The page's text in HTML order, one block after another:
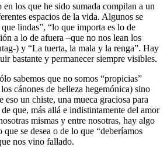
los que he sido sumada compilan a un
espacios de la vida. Algunos se
lindas”, “lo que importa es lo de
a lo de afuera –que no nos lean los
) y “La tuerta, la mala y la renga”. Hay
bastante y permanecer siempre visibles.
sabemos que no somos “propicias”
cánones de belleza hegemónica) sino
eso un chiste, una mueca graciosa para
que, más allá e indistintamente del amor
mismas y entre nosotras, hay algo
que se desea o de lo que “deberíamos
nos vino fallado.